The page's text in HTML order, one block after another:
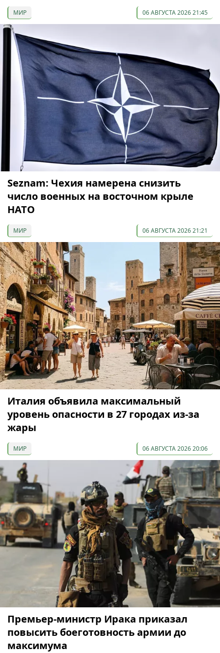
МИР 06 АВГУСТА 2026 21:45
Seznam: Чехия намерена снизить
число военных на восточном крыле
НАТО
МИР 06 АВГУСТА 2026 21:21
Италия объявила максимальный
уровень опасности в 27 городах из-за
жары
МИР 06 АВГУСТА 2026 20:06
Премьер-министр Ирака приказал
повысить боеготовность армии до
максимума